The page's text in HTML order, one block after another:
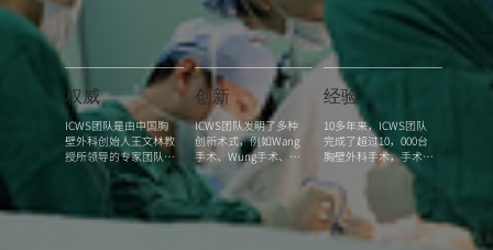
​权威
ICWS团队是由中国胸
壁外科创始人王文林教
授所领导的专家团队。
其中，由王文林教授所
发明的Wang手术已获
得中国国家卫生健康委
​创新
ICWS团队发明了多种
创新术式，例如Wang
手术、Wung手术、
Wenlin手术等等。相较
传统的Nuss手术和
Ravitch手术，这些术
式以其更小的创伤和更
优的疗效，为患者提供
​经验
10多年来，ICWS团队
完成了超过10，000台
胸壁外科手术，手术数
量位列全球第一。
此外，我们还创造了多
项世界纪录，完成了多
台高难度手术，例如全